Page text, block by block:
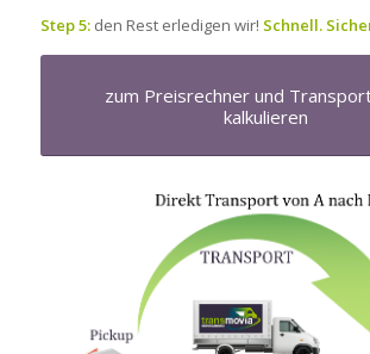
Step 5:den Rest erledigen wir! Schnell.
zum Preisrechner und
kalkulieren